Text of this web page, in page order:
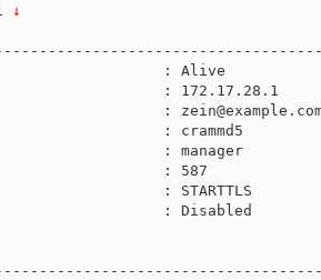
↓
: Alive
: 172.17.28.1
:
: crammd5
: manager
: 587
: STARTTLS
: Disabled